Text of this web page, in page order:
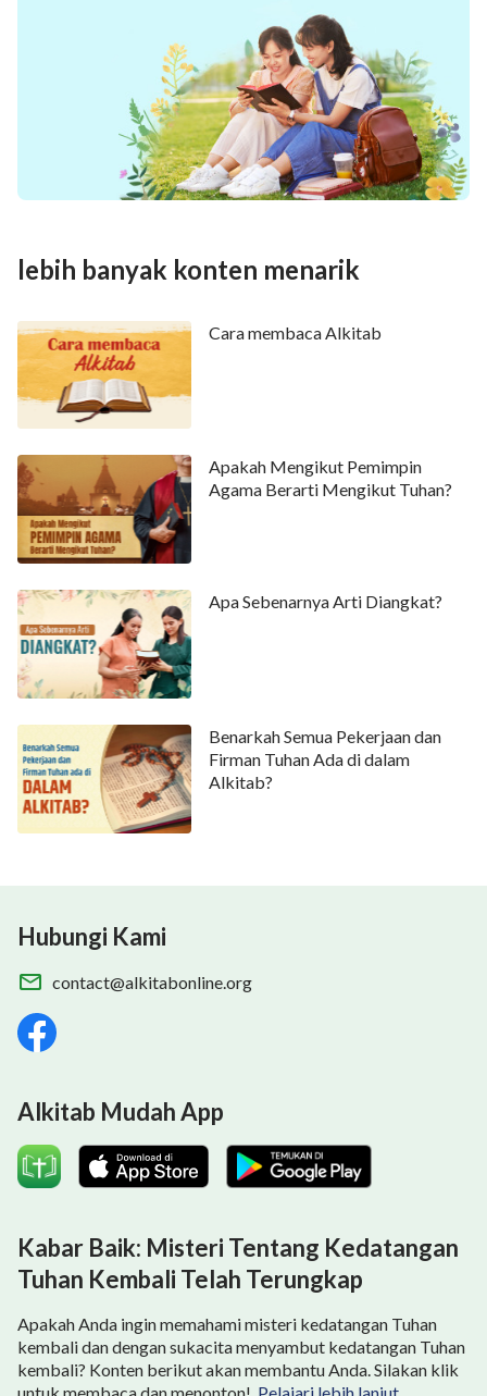
lebih banyak konten menarik
Cara membaca Alkitab
Apakah Mengikut Pemimpin
Agama Berarti Mengikut Tuhan?
Apa Sebenarnya Arti Diangkat?
Benarkah Semua Pekerjaan dan
Firman Tuhan Ada di dalam
Alkitab?
Hubungi Kami
contact@alkitabonline.org
Alkitab Mudah App
Kabar Baik: Misteri Tentang Kedatangan
Tuhan Kembali Telah Terungkap
Apakah Anda ingin memahami misteri kedatangan Tuhan
kembali dan dengan sukacita menyambut kedatangan Tuhan
kembali? Konten berikut akan membantu Anda. Silakan klik
untuk membaca dan menonton! Pelajari lebih lanjut